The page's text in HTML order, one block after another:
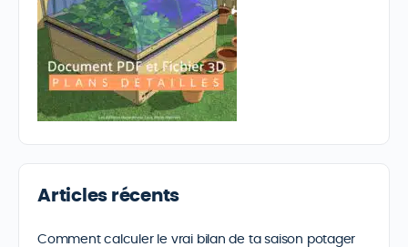
Articles récents
Comment calculer le vrai bilan de ta saison potager